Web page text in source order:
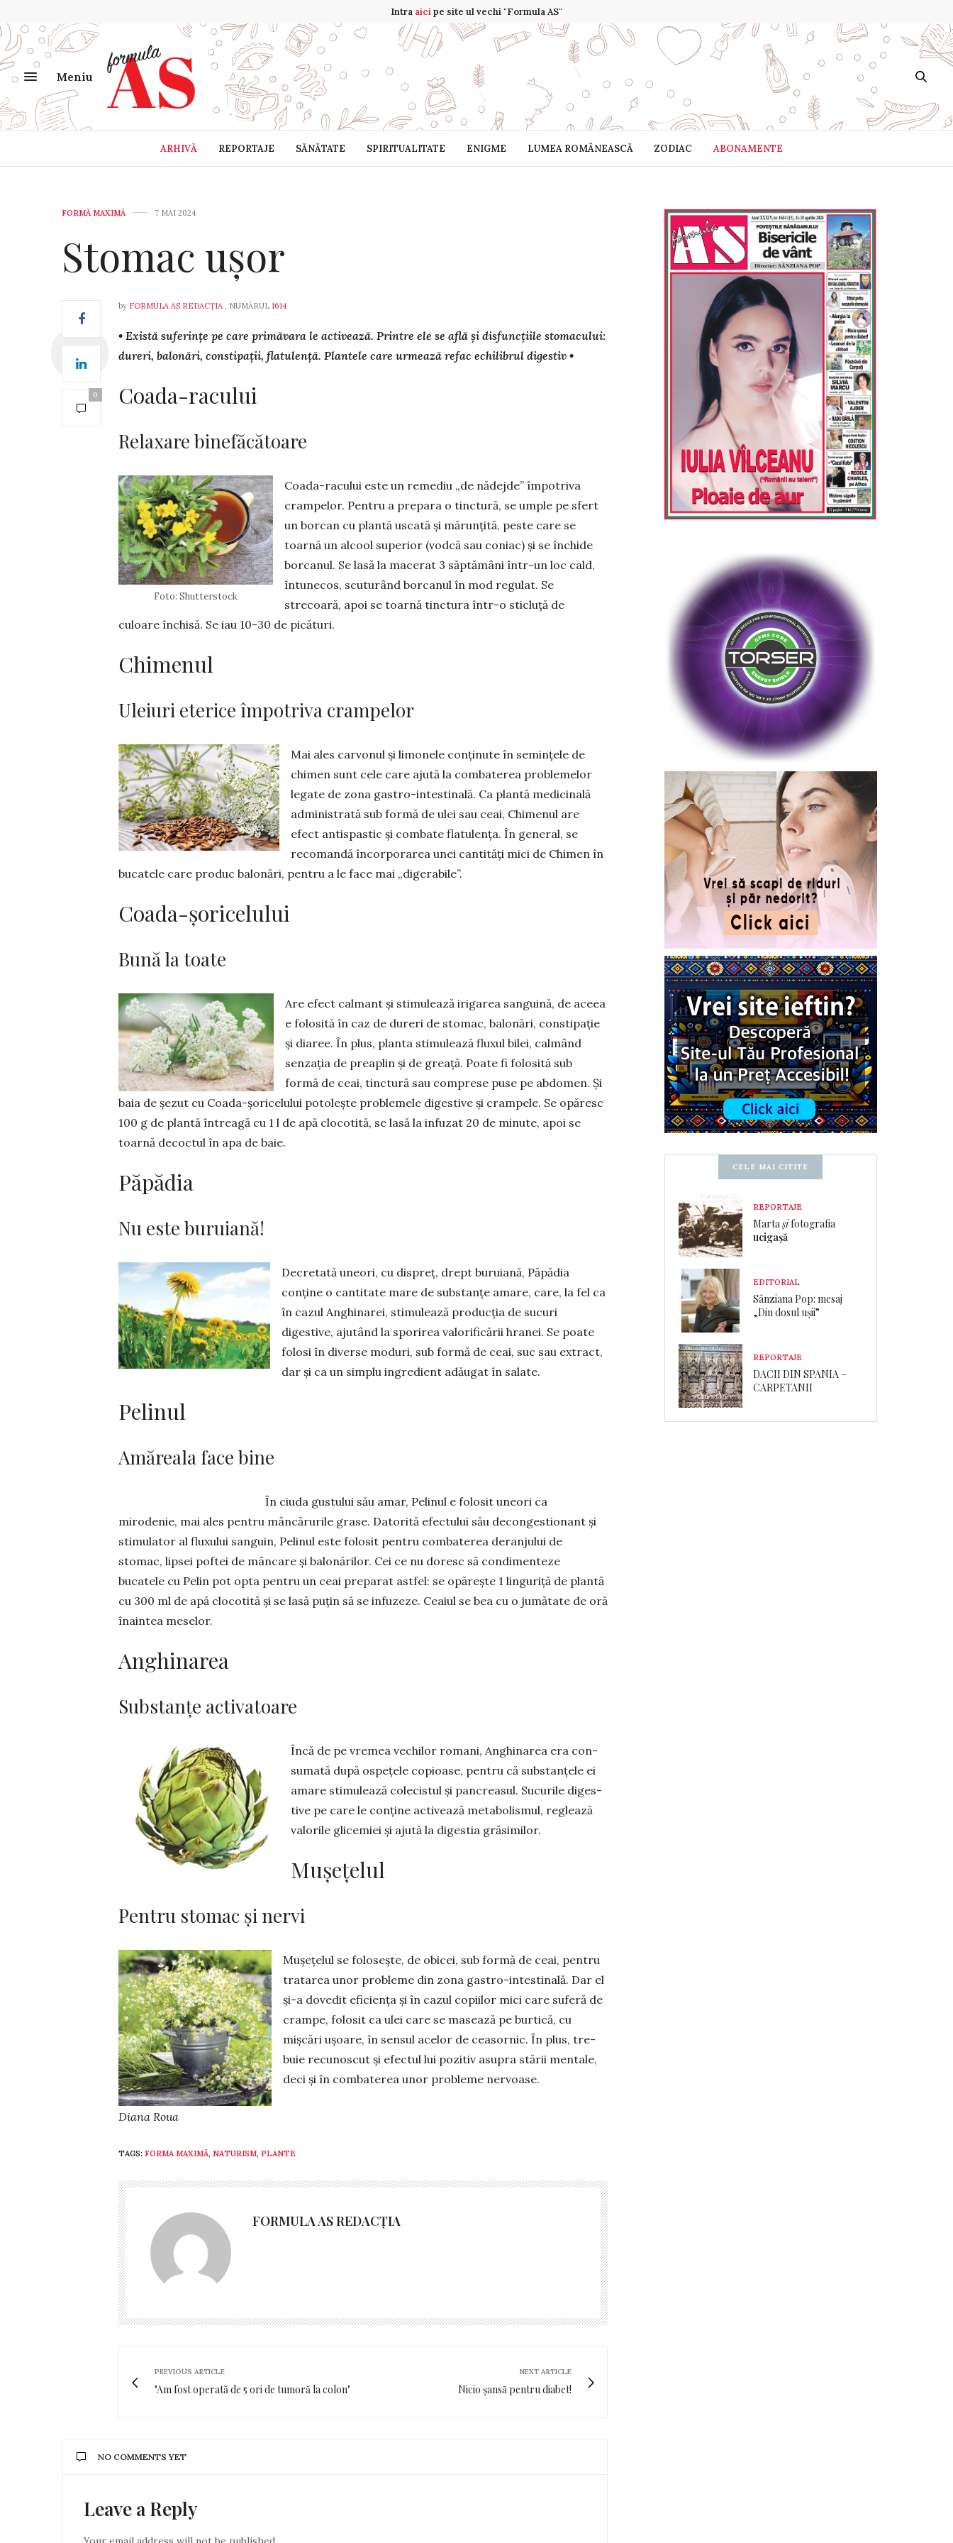
Intra aicipe site ul vechi "Formula AS"
Meniu
ARHIVĂ REPORTAJE SĂNĂTATE SPIRITUALITATE ENIGME LUMEA ROMÂNEASCĂ ZODIAC ABONAMENTE
FORMĂ MAXIMĂ 7 MAI 2024
Stomac ușor
0
by FORMULA AS REDACȚIA , NUMĂRUL 1614
• Există suferințe pe care primăvara le activează. Printre ele se află și disfuncțiile stomacului:
dureri, balonări, constipații, flatu­lență. Plantele care urmează refac echilibrul digestiv •
Coada-racului
Relaxare binefăcătoare
Foto: Shutterstock
Coada-racului este un remediu „de nădejde” împotriva
crampelor. Pentru a prepara o tinctură, se umple pe sfert
un borcan cu plantă uscată și mărunțită, peste care se
toarnă un alcool superior (vodcă sau coniac) și se închide
borcanul. Se lasă la macerat 3 săptămâni într-un loc cald,
întunecos, scuturând borcanul în mod regulat. Se
strecoară, apoi se toarnă tinctura într-o sti­cluță de
culoare închisă. Se iau 10-30 de picături.
Chimenul
Uleiuri eterice împotriva crampelor
Mai ales carvonul și limonele conținute în semințele de
chimen sunt cele care ajută la combaterea problemelor
legate de zona gastro-intestinală. Ca plantă medicinală
administrată sub formă de ulei sau ceai, Chimenul are
efect antispastic și combate flatulența. În general, se
recomandă în­corporarea unei cantități mici de Chimen în
bucatele care produc balonări, pentru a le face mai „digerabile”.
Coada-șoricelului
Bună la toate
Are efect calmant și stimulează irigarea sanguină, de aceea
e folosită în caz de dureri de stomac, balonări, consti­pație
și diaree. În plus, planta stimulează flu­xul bilei, calmând
senzația de prea­plin și de greață. Poate fi folosită sub
formă de ceai, tinctură sau comprese puse pe abdo­men. Și
baia de șezut cu Coada-șo­ricelului potolește pro­ble­mele diges­tive și crampele. Se opăresc
100 g de plantă întreagă cu 1 l de apă cloco­tită, se lasă la infuzat 20 de minute, apoi se
toarnă decoctul în apa de baie.
Păpădia
Nu este buruiană!
Decretată uneori, cu dispreț, drept buruiană, Păpădia
conține o can­titate mare de substanțe amare, care, la fel ca
în cazul Anghinarei, sti­mu­lează producția de sucuri
digestive, aju­tând la sporirea valori­ficării hra­nei. Se poate
folosi în diverse moduri, sub formă de ceai, suc sau ex­tract,
dar și ca un simplu ingredient adăugat în salate.
Pelinul
Amăreala face bine
În ciuda gustului său amar, Pelinul e folosit uneori ca
mirodenie, mai ales pentru mâncărurile grase. Da­torită efectului său decon­gestio­nant și
stimulator al fluxului san­guin, Pelinul este folosit pentru combaterea deranjului de
stomac, lipsei poftei de mâncare și balonărilor. Cei ce nu doresc să condimenteze
bucatele cu Pelin pot opta pentru un ceai preparat astfel: se opărește 1 lin­guriță de plantă
cu 300 ml de apă clocotită și se lasă puțin să se infu­zeze. Ceaiul se bea cu o jumătate de oră
înaintea meselor.
Anghinarea
Substanțe activatoare
Încă de pe vremea vechilor romani, An­gh­inarea era con­
sumată după ospețele co­pi­oase, pentru că substanțele ei
amare stimulează cole­cistul și pan­crea­sul. Sucurile di­ges­­
tive pe care le con­ține ac­tivează meta­bolismul, reglează
va­lorile glicemiei și ajută la digestia grăsi­mi­lor.
Mușețelul
Pentru stomac și nervi
Mușețelul se folosește, de obicei, sub formă de ceai, pentru
tratarea unor pro­bleme din zona gas­tro-intestinală. Dar el
și-a dovedit eficiența și în cazul copiilor mici care suferă de
crampe, folosit ca ulei care se masează pe burtică, cu
mișcări ușoa­re, în sensul acelor de ceasornic. În plus, tre­
buie recunoscut și efectul lui po­zitiv asupra stării mentale,
deci și în com­baterea unor probleme nervoase.
Diana Roua
TAGS: FORMA MAXIMĂ, NATURISM, PLANTE
FORMULA AS REDACȚIA
PREVIOUS ARTICLE
"Am fost operată de 5 ori de tumoră la colon"
NEXT ARTICLE
Nicio șansă pentru diabet!
NO COMMENTS YET
Leave a Reply
CELE MAI CITITE
REPORTAJE
Martașifotografia
ucigașă
EDITORIAL
Sânziana Pop: mesaj
„Din dosul ușii”
REPORTAJE
DACII DIN SPANIA –
CARPETANII